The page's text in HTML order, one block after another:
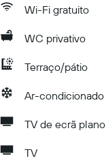
Wi-Fi gratuito
WC privativo
Terraço/pátio
Ar-condicionado
TV de ecrã plano
TV